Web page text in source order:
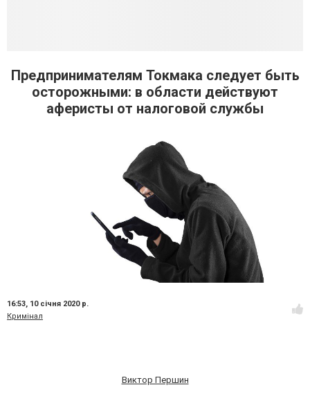
Предпринимателям Токмака следует быть
осторожными: в области действуют
аферисты от налоговой службы
16:53, 10 січня 2020 р.
Кримінал
Виктор Першин